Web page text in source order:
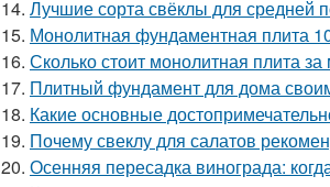
14. Лучшие сорта свёклы для средней
15. Монолитная фундаментная плита
16. Сколько стоит монолитная плита
17. Плитный фундамент для дома
18. Какие основные
19. Почему свеклу для салатов
20. Осенняя пересадка винограда: